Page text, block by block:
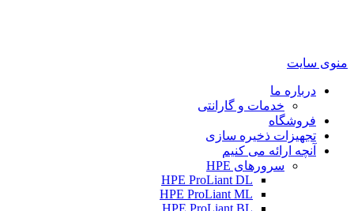
منوی سایت
درباره ما
خدمات و گارانتی
فروشگاه
تجهیزات ذخیره سازی
آنچه ارائه می کنیم
سرورهای HPE
HPE ProLiant DL
HPE ProLiant ML